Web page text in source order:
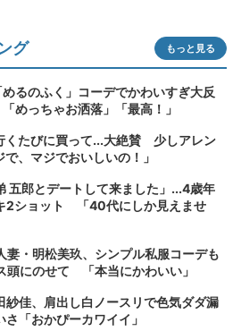
グ もっと見る
るのふく」コーデでかわいすぎ大反
めっちゃお洒落」「最高！」
くたびに買って...大絶賛 少しアレン
、マジでおいしいの！」
五郎とデートして来ました」...4歳年
2ショット 「40代にしか見えませ
妻・明松美玖、シンプル私服コーデも
頭にのせて 「本当にかわいい」
紗佳、肩出し白ノースリで色気ダダ漏
「おかぴーカワイイ」